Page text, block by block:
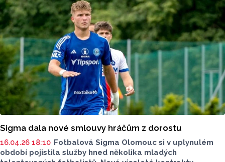
Sigma dala nové smlouvy hráčům z dorostu
16.04.26 18:10 Fotbalová Sigma Olomouc si v uplynulém
období pojistila služby hned několika mladých